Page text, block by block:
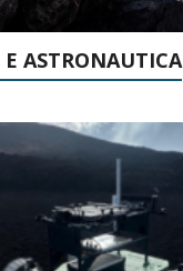
ASTRONAUTICA